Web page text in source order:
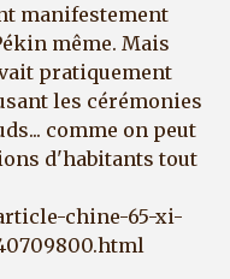
manifestement
même. Mais
pratiquement
les cérémonies
comme on peut
d'habitants tout
chine-65-xi-